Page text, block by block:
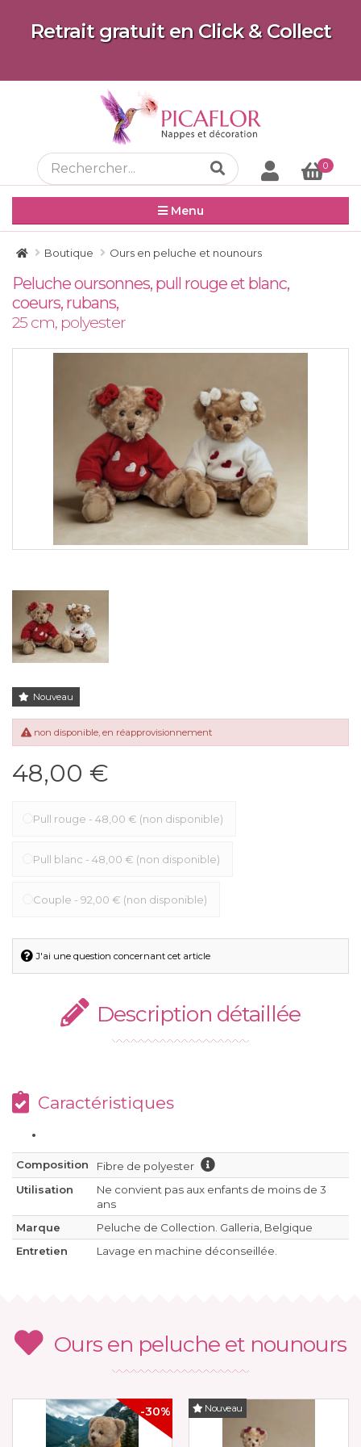
Retrait gratuit en Click & Collect
0
Menu
Boutique Ours en peluche et nounours
Peluche oursonnes, pull rouge et blanc,
coeurs, rubans,
25 cm, polyester
Nouveau
non disponible, en réapprovisionnement
48,00 €
Pull rouge - 48,00 € (non disponible)
Pull blanc - 48,00 € (non disponible)
Couple - 92,00 € (non disponible)
J'ai une question concernant cet article
Description détaillée
Caractéristiques
Composition
Fibre de polyester
Utilisation
Ne convient pas aux enfants de moins de 3
ans
Marque
Peluche de Collection. Galleria, Belgique
Entretien
Lavage en machine déconseillée.
Ours en peluche et nounours
-30% Nouveau